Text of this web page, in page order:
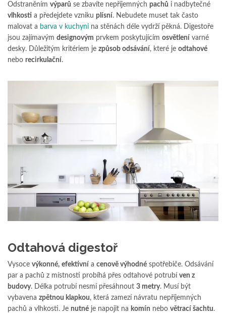
Odstraněním výparů se zbavíte nepříjemných pachů i nadbytečné
vlhkosti a předejdete vzniku plísní. Nebudete muset tak často
malovat a barva v kuchyni na stěnách déle vydrží pěkná. Digestoře
jsou zajímavým designovým prvkem poskytujícím osvětlení varné
desky. Důležitým kritériem je způsob odsávání, které je odtahové
nebo recirkulační.
Odtahová digestoř
Vysoce výkonné, efektivní a cenově výhodné spotřebiče. Odsávání
par a pachů z místnosti probíhá přes odtahové potrubí ven z
budovy. Délka potrubí nesmí přesáhnout 3 metry. Musí být
vybavena zpětnou klapkou, která zamezí návratu nepříjemných
pachů a vlhkosti. Je nutné je napojit na komín nebo větrací šachtu.